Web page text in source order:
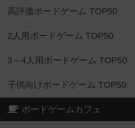
高評価ボードゲーム TOP50
2人用ボードゲーム TOP50
3～4人用ボードゲーム TOP50
子供向けボードゲーム TOP50
ボードゲームカフェ